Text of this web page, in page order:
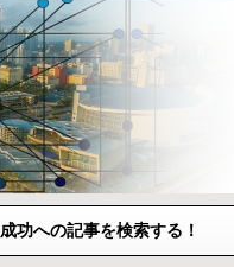
成功への記事を検索する！